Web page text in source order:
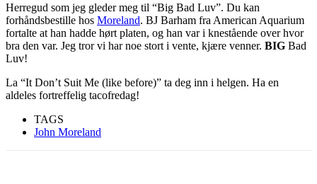
Herregud som jeg gleder meg til “Big Bad Luv”. Du kan
forhåndsbestille hos Moreland. BJ Barham fra American Aquarium
fortalte at han hadde hørt platen, og han var i knestående over hvor
bra den var. Jeg tror vi har noe stort i vente, kjære venner. BIG Bad
Luv!
La “It Don’t Suit Me (like before)” ta deg inn i helgen. Ha en
aldeles fortreffelig tacofredag!
TAGS
John Moreland